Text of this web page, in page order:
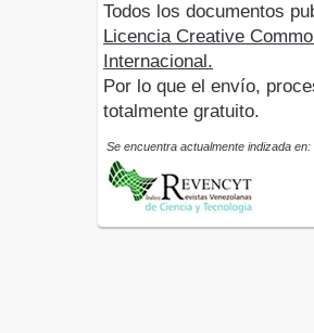
Todos los documentos
Licencia Creative
Internacional.
Por lo que el envío,
totalmente gratuito.
Se encuentra actualmente indizada en: